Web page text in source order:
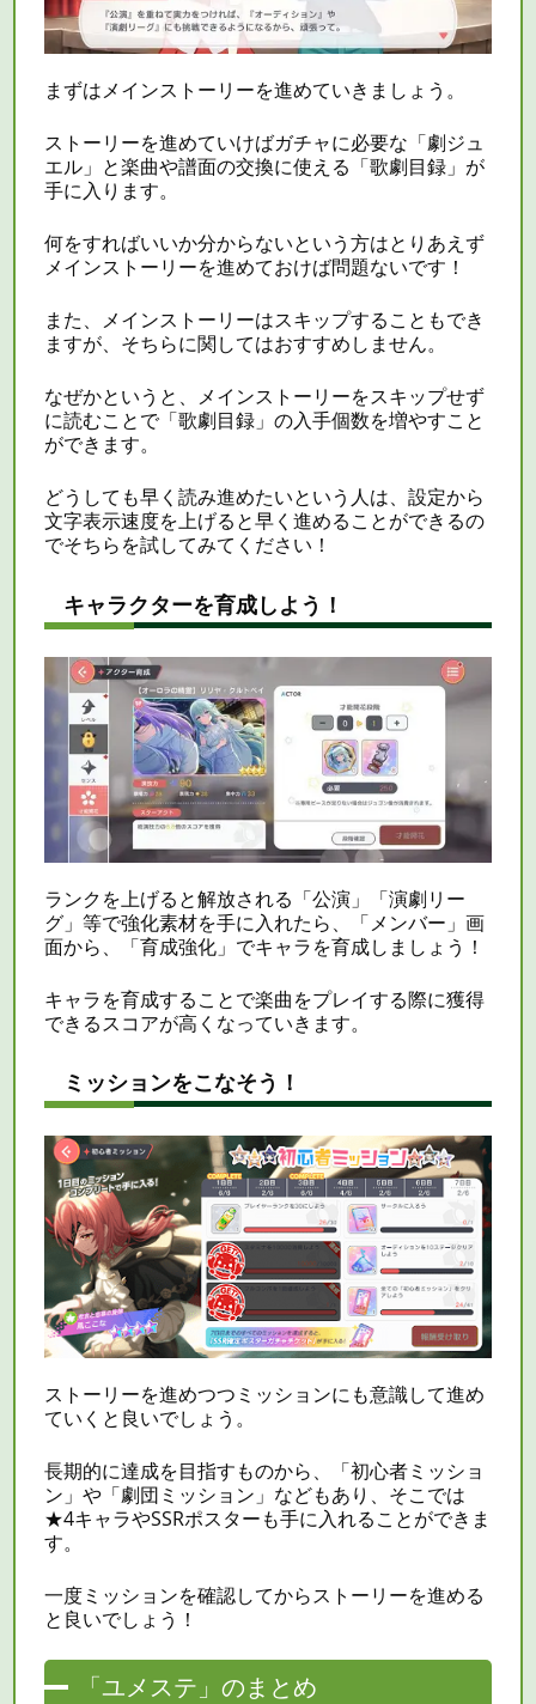
まずはメインストーリーを進めていきましょう。
ストーリーを進めていけばガチャに必要な「劇ジュ
エル」と楽曲や譜面の交換に使える「歌劇目録」が
手に入ります。
何をすればいいか分からないという方はとりあえず
メインストーリーを進めておけば問題ないです！
また、メインストーリーはスキップすることもでき
ますが、そちらに関してはおすすめしません。
なぜかというと、メインストーリーをスキップせず
に読むことで「歌劇目録」の入手個数を増やすこと
ができます。
どうしても早く読み進めたいという人は、設定から
文字表示速度を上げると早く進めることができるの
でそちらを試してみてください！
キャラクターを育成しよう！
ランクを上げると解放される「公演」「演劇リー
グ」等で強化素材を手に入れたら、「メンバー」画
面から、「育成強化」でキャラを育成しましょう！
キャラを育成することで楽曲をプレイする際に獲得
できるスコアが高くなっていきます。
ミッションをこなそう！
ストーリーを進めつつミッションにも意識して進め
ていくと良いでしょう。
長期的に達成を目指すものから、「初心者ミッショ
ン」や「劇団ミッション」などもあり、そこでは
★4キャラやSSRポスターも手に入れることができま
す。
一度ミッションを確認してからストーリーを進める
と良いでしょう！
「ユメステ」のまとめ